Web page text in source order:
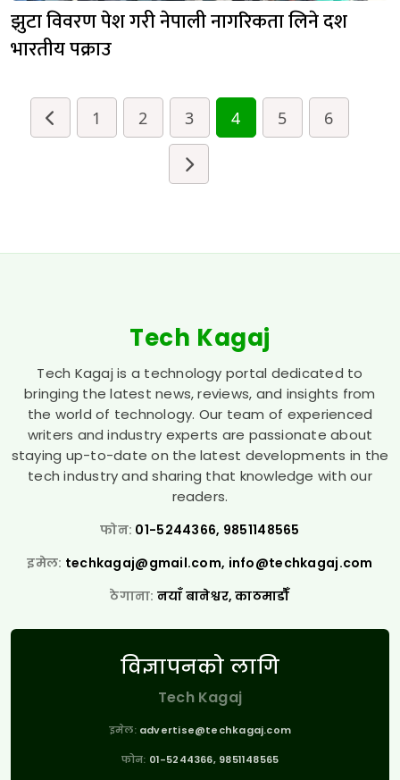
झुटा विवरण पेश गरी नेपाली नागरिकता लिने दश
भारतीय पक्राउ
1 2 3 4 5 6
Tech Kagaj
Tech Kagaj is a technology portal dedicated to
bringing the latest news, reviews, and insights from
the world of technology. Our team of experienced
writers and industry experts are passionate about
staying up-to-date on the latest developments in the
tech industry and sharing that knowledge with our
readers.
फोन: 01-5244366, 9851148565
इमेल: techkagaj@gmail.com, info@techkagaj.com
ठेगाना: नयाँ बानेश्वर, काठमाडौँ
विज्ञापनको लागि
Tech Kagaj
इमेल: advertise@techkagaj.com
फोन: 01-5244366, 9851148565